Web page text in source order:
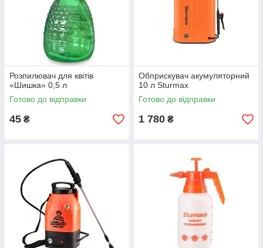
Розпилювач для квітів
«Шишка» 0,5 л
Готово до відправки
45 ₴
Обприскувач акумуляторний
10 л Sturmax
Готово до відправки
1 780 ₴